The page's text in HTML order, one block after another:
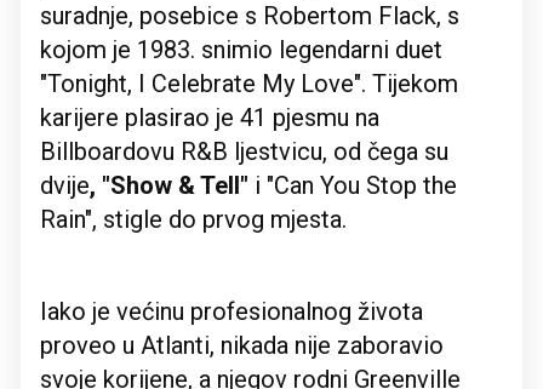
suradnje, posebice s Robertom Flack, s
kojom je 1983. snimio legendarni duet
"Tonight, I Celebrate My Love". Tijekom
karijere plasirao je 41 pjesmu na
Billboardovu R&B ljestvicu, od čega su
dvije, "Show & Tell" i "Can You Stop the
Rain", stigle do prvog mjesta.
Iako je većinu profesionalnog života
proveo u Atlanti, nikada nije zaboravio
svoje korijene, a njegov rodni Greenville